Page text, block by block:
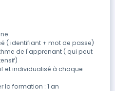
( identifiant + mot de passe)
de l'apprenant ( qui peut
et individualisé à chaque
la formation : 1 an